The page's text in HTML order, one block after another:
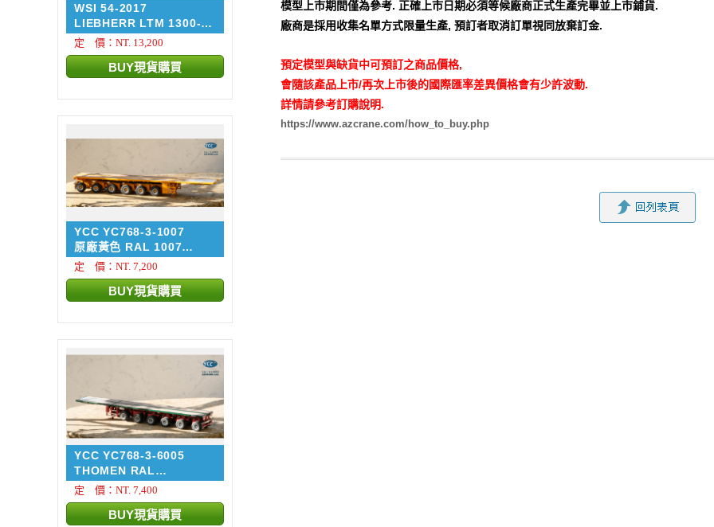
WSI 54-2017
LIEBHERR LTM 1300-
6.4 + ...
定 價：NT. 13,200
YCC YC768-3-1007
原廠黃色 RAL 1007
NOOTEB...
定 價：NT. 7,200
YCC YC768-3-6005
THOMEN RAL
6005/3002 NOO...
定 價：NT. 7,400
模型上市期間僅為參考. 正確上市日期必須等候廠商正式生產完畢並上市鋪貨.
廠商是採用收集名單方式限量生產, 預訂者取消訂單視同放棄訂金.
預定模型與缺貨中可預訂之商品價格,
會隨該產品上市/再次上市後的國際匯率差異價格會有少許波動.
詳情請參考訂購說明.
https://www.azcrane.com/how_to_buy.php